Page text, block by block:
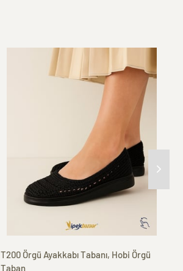
T200 Örgü Ayakkabı Tabanı, Hobi Örgü
Taban